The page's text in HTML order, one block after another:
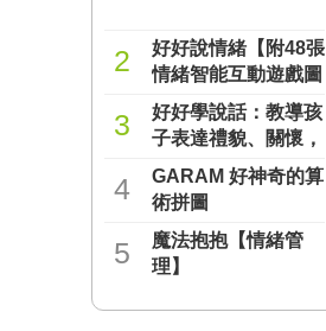
2
好好說情緒【附48張
情緒智能互動遊戲圖
卡】
NT$277
3
好好學說話：教導孩
子表達禮貌、關懷，
避免衝突的溝通方法
（附18張好人緣互動
遊戲圖卡）
NT$237
4
GARAM 好神奇的算
術拼圖
NT$221
5
魔法抱抱【情緒管
理】
NT$221